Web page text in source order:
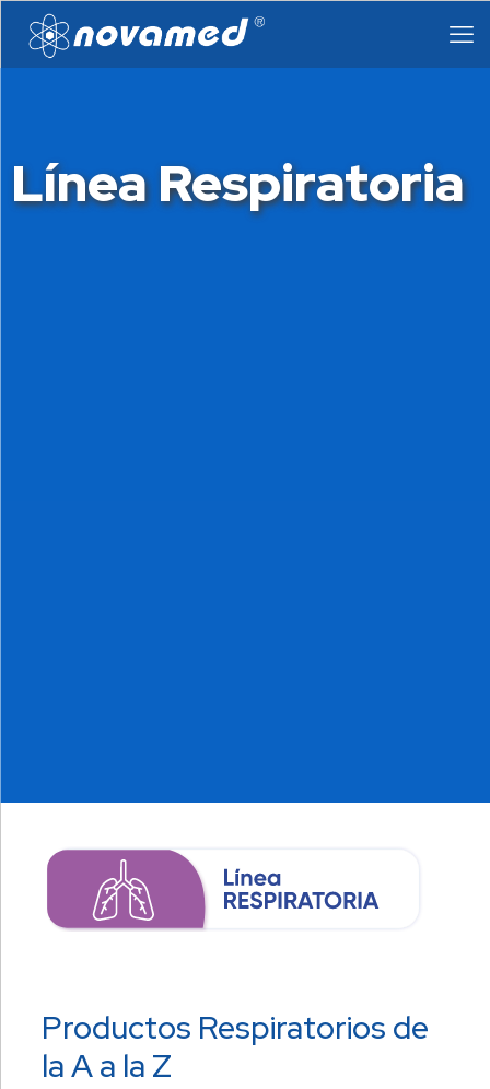
Línea Respiratoria
Productos Respiratorios de
la A a la Z